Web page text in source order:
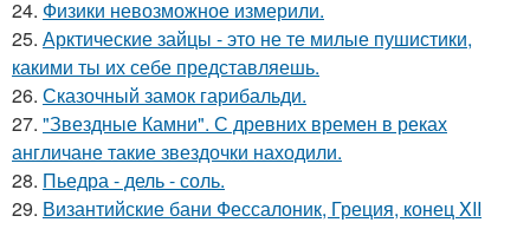
24. Физики невозможное измерили.
25. Арктические зайцы - это не те милые пушистики,
какими ты их себе представляешь.
26. Сказочный замок гарибальди.
27. "Звездные Камни". С древних времен в реках
англичане такие звездочки находили.
28. Пьедра - дель - соль.
29. Византийские бани Фессалоник, Греция, конец XII